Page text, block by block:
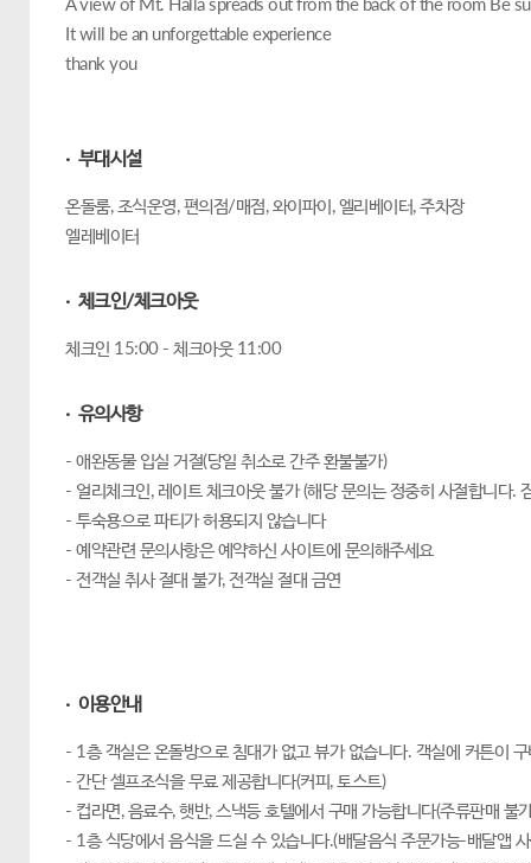
A view of Mt. Halla spreads out from the back of the room Be
It will be an unforgettable experience
thank you
· 부대시설
온돌룸, 조식운영, 편의점/매점, 와이파이, 엘리베이터, 주차장
엘레베이터
· 체크인/체크아웃
체크인 15:00 - 체크아웃 11:00
· 유의사항
- 애완동물 입실 거절(당일 취소로 간주 환불불가)
- 얼리체크인, 레이트 체크아웃 불가 (해당 문의는 정중히 사절합니다.
- 투숙용으로 파티가 허용되지 않습니다
- 예약관련 문의사항은 예약하신 사이트에 문의해주세요
- 전객실 취사 절대 불가, 전객실 절대 금연
· 이용안내
- 1층 객실은 온돌방으로 침대가 없고 뷰가 없습니다. 객실에 커튼이
- 간단 셀프조식을 무료 제공합니다(커피, 토스트)
- 컵라면, 음료수, 햇반, 스낵등 호텔에서 구매 가능합니다(주류판매 불
- 1층 식당에서 음식을 드실 수 있습니다.(배달음식 주문가능-배달앱